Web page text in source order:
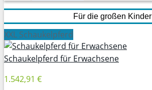
Für die großen Kinder
XXL Schaukelpferd
Schaukelpferd für Erwachsene
1.542,91 €